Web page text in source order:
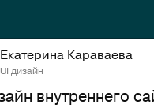
Екатерина Караваева
UI дизайн